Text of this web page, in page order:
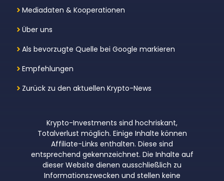
Mediadaten & Kooperationen
Über uns
Als bevorzugte Quelle bei Google markieren
Empfehlungen
Zurück zu den aktuellen Krypto-News
Krypto-Investments sind hochriskant,
Totalverlust möglich. Einige Inhalte können
Affiliate-Links enthalten. Diese sind
entsprechend gekennzeichnet. Die Inhalte auf
dieser Website dienen ausschließlich zu
Informationszwecken und stellen keine